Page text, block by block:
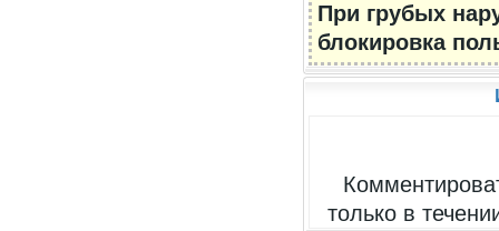
При грубых
блокировка
только в